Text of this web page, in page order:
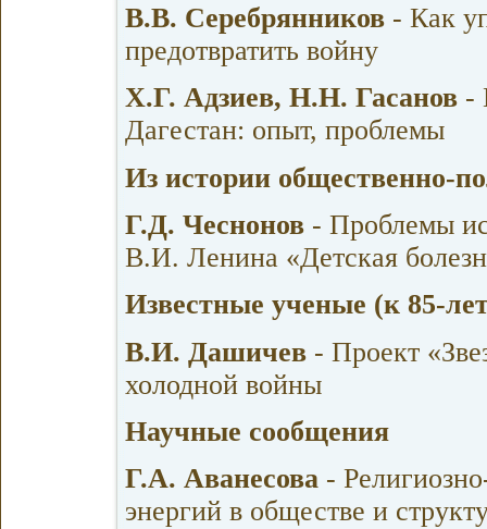
В.В. Серебрянников - Как
предотвратить войну
Х.Г. Адзиев, Н.Н. Гасанов -
Дагестан: опыт, проблемы
Из истории общественно-
Г.Д. Чеснонов - Проблемы
В.И. Ленина «Детская
Известные ученые (к 85-
В.И. Дашичев - Проект
холодной войны
Научные сообщения
Г.А. Аванесова -
энергий в обществе и